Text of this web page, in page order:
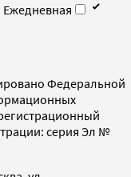
Ежедневная
Федеральной
серия Эл №